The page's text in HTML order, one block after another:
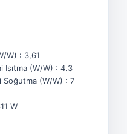
W) : 3,61
Isıtma (W/W) : 4.3
Soğutma (W/W) : 7
W